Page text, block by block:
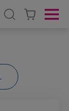
Open search